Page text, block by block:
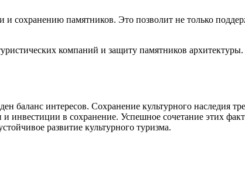
сохранению памятников. Это позволит не только
компаний и защиту памятников
баланс интересов. Сохранение культурного наследия
в сохранение. Успешное сочетание этих
развитие культурного туризма.